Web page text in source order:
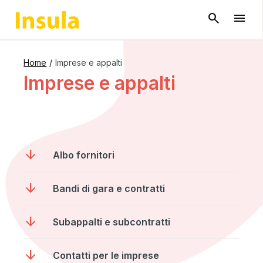
Home / Imprese e appalti
Imprese e appalti
arrow_downward Albo fornitori
arrow_downward Bandi di gara e contratti
arrow_downward Subappalti e subcontratti
arrow_downward Contatti per le imprese